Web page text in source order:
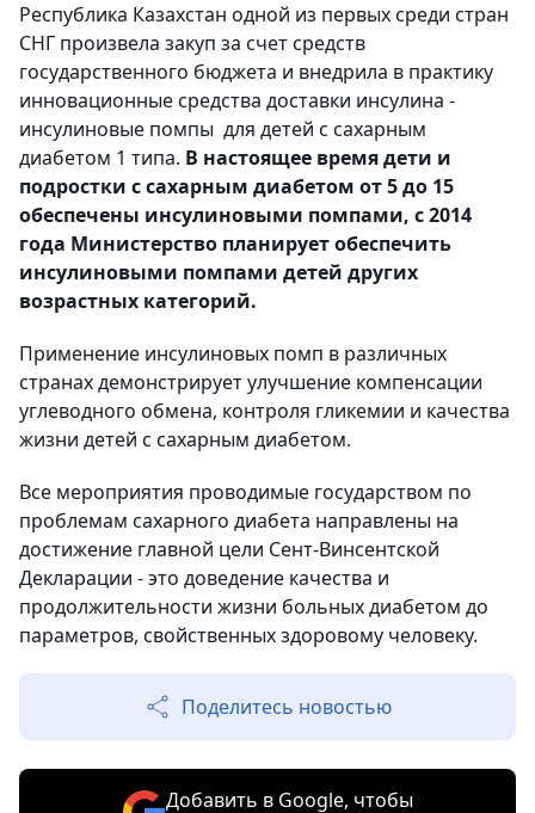
Республика Казахстан одной из первых среди стран
СНГ произвела закуп за счет средств
государственного бюджета и внедрила в практику
инновационные средства доставки инсулина -
инсулиновые помпы для детей с сахарным
диабетом 1 типа. В настоящее время дети и
подростки с сахарным диабетом от 5 до 15
обеспечены инсулиновыми помпами, с 2014
года Министерство планирует обеспечить
инсулиновыми помпами детей других
возрастных категорий.
Применение инсулиновых помп в различных
странах демонстрирует улучшение компенсации
углеводного обмена, контроля гликемии и качества
жизни детей с сахарным диабетом.
Все мероприятия проводимые государством по
проблемам сахарного диабета направлены на
достижение главной цели Сент-Винсентской
Декларации - это доведение качества и
продолжительности жизни больных диабетом до
параметров, свойственных здоровому человеку.
Поделитесь новостью
Добавить в Google, чтобы